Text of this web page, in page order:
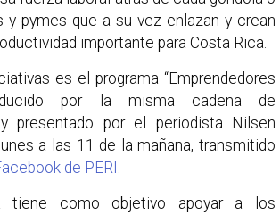
y pymes que a su vez enlazan y crean
importante para Costa Rica.
es el programa “Emprendedores
por la misma cadena de
presentado por el periodista Nilsen
a las 11 de la mañana, transmitido
de PERI .
tiene como objetivo apoyar a los